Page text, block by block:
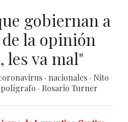
gobiernan a
la opinión
les va mal"
· nacionales · Nito
polígrafo · Rosario Turner